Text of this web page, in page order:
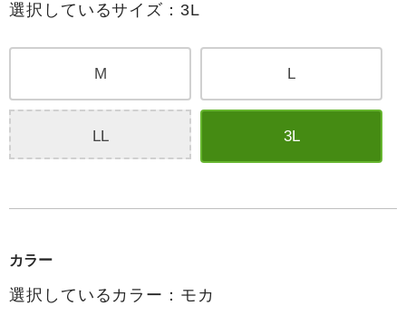
選択しているサイズ：3L
M L
LL 3L
カラー
選択しているカラー：モカ